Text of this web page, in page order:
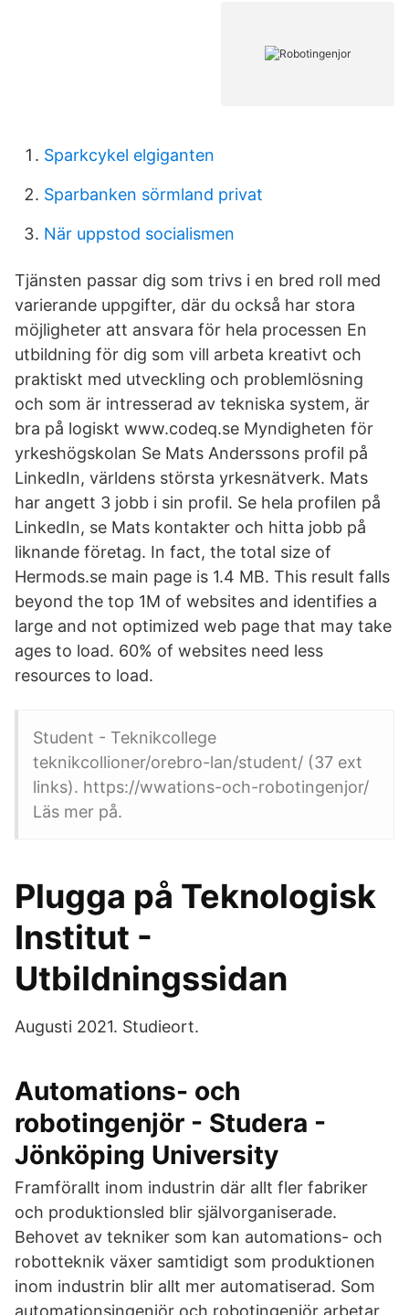
Sparkcykel elgiganten
Sparbanken sörmland privat
När uppstod socialismen
Tjänsten passar dig som trivs i en bred roll med
varierande uppgifter, där du också har stora
möjligheter att ansvara för hela processen En
utbildning för dig som vill arbeta kreativt och
praktiskt med utveckling och problemlösning
och som är intresserad av tekniska system, är
bra på logiskt www.codeq.se Myndigheten för
yrkeshögskolan Se Mats Anderssons profil på
LinkedIn, världens största yrkesnätverk. Mats
har angett 3 jobb i sin profil. Se hela profilen på
LinkedIn, se Mats kontakter och hitta jobb på
liknande företag. In fact, the total size of
Hermods.se main page is 1.4 MB. This result falls
beyond the top 1M of websites and identifies a
large and not optimized web page that may take
ages to load. 60% of websites need less
resources to load.
Student - Teknikcollege
teknikcollioner/orebro-lan/student/ (​37 ext
links). https://wwations-och-robotingenjor/
Läs mer på.
Plugga på Teknologisk
Institut -
Utbildningssidan
Augusti 2021. Studieort.
Automations- och
robotingenjör - Studera -
Jönköping University
Framförallt inom industrin där allt fler fabriker
och produktionsled blir självorganiserade.
Behovet av tekniker som kan automations- och
robotteknik växer samtidigt som produktionen
inom industrin blir allt mer automatiserad. Som
automationsingenjör och robotingenjör arbetar